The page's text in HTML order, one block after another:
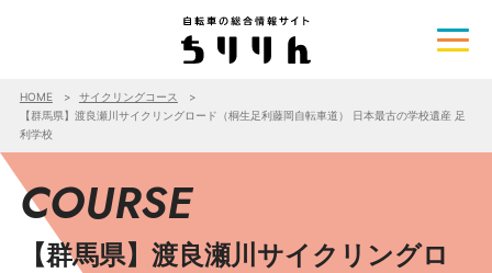
HOME
サイクリングコース
【群馬県】渡良瀬川サイクリングロード（桐生足利藤岡自転車道） 日本最古の学校遺産 足
利学校
COURSE
【群馬県】渡良瀬川サイクリングロ